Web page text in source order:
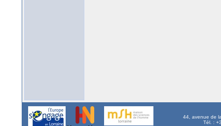
44, avenue de
Tél. :